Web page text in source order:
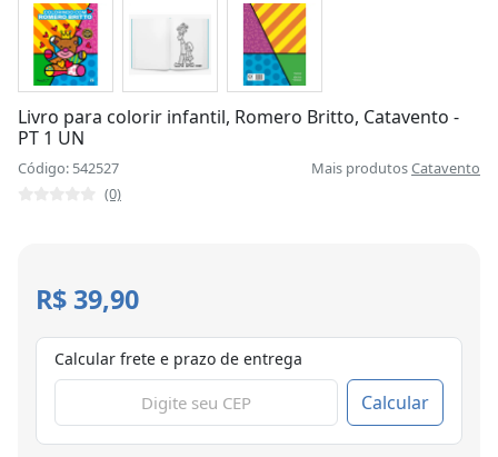
Livro para colorir infantil, Romero Britto, Catavento -
PT 1 UN
Código: 542527 Mais produtosCatavento
(0)
R$ 39,90
Calcular frete e prazo de entrega
Calcular